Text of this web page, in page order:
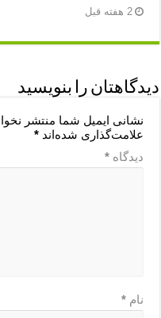
2 هفته قبل
دیدگاهتان را بنویسید
نشانی ایمیل شما منتشر
علامت‌گذاری شده‌اند*
دیدگاه*
نام*